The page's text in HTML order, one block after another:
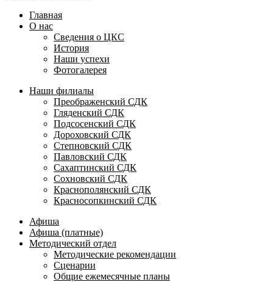
Главная
О нас
Сведения о ЦКС
История
Наши успехи
Фотогалерея
Наши филиалы
Преображенский СДК
Гляденский СДК
Подсосенский СДК
Дороховский СДК
Степновский СДК
Павловский СДК
Сахаптинский СДК
Сохновский СДК
Краснополянский СДК
Красносопкинский СДК
Афиша
Афиша (платные)
Методический отдел
Методические рекомендации
Сценарии
Общие ежемесячные планы